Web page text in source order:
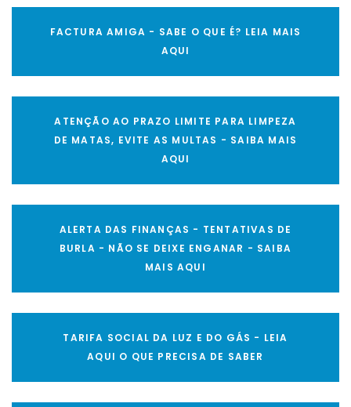
FACTURA AMIGA - SABE O QUE É? LEIA MAIS
AQUI
ATENÇÃO AO PRAZO LIMITE PARA LIMPEZA
DE MATAS, EVITE AS MULTAS - SAIBA MAIS
AQUI
ALERTA DAS FINANÇAS - TENTATIVAS DE
BURLA - NÃO SE DEIXE ENGANAR - SAIBA
MAIS AQUI
TARIFA SOCIAL DA LUZ E DO GÁS - LEIA
AQUI O QUE PRECISA DE SABER